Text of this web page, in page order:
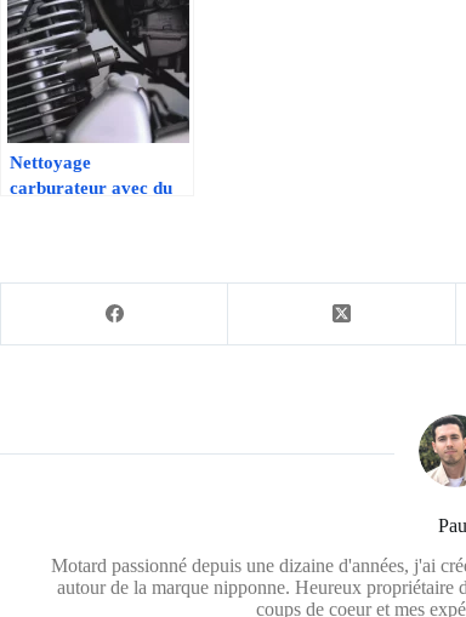
Nettoyage
carburateur avec du
Motard passionné depuis une dizaine d'années, j'ai
autour de la marque nipponne. Heureux propriétaire
coups de coeur et mes